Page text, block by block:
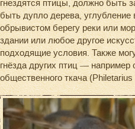
гнездятся птицы, должно быть
быть дупло дерева, углубление
обрывистом берегу реки или
здании или любое другое
подходящие условия. Также
гнёзда других птиц — например
общественного ткача